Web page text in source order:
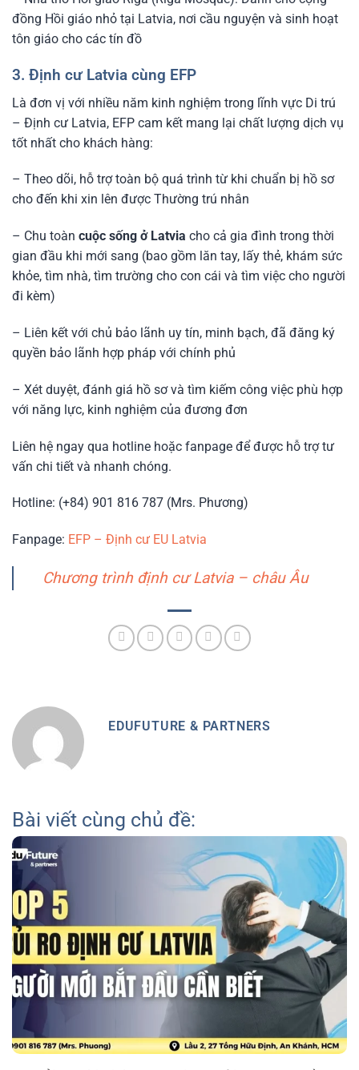
đồng Hồi giáo nhỏ tại Latvia, nơi cầu nguyện và sinh hoạt
tôn giáo cho các tín đồ
3. Định cư Latvia cùng EFP
Là đơn vị với nhiều năm kinh nghiệm trong lĩnh vực Di trú
– Định cư Latvia, EFP cam kết mang lại chất lượng dịch vụ
tốt nhất cho khách hàng:
– Theo dõi, hỗ trợ toàn bộ quá trình từ khi chuẩn bị hồ sơ
cho đến khi xin lên được Thường trú nhân
– Chu toàn cuộc sống ở Latvia cho cả gia đình trong thời
gian đầu khi mới sang (bao gồm lăn tay, lấy thẻ, khám sức
khỏe, tìm nhà, tìm trường cho con cái và tìm việc cho người
đi kèm)
– Liên kết với chủ bảo lãnh uy tín, minh bạch, đã đăng ký
quyền bảo lãnh hợp pháp với chính phủ
– Xét duyệt, đánh giá hồ sơ và tìm kiếm công việc phù hợp
với năng lực, kinh nghiệm của đương đơn
Liên hệ ngay qua hotline hoặc fanpage để được hỗ trợ tư
vấn chi tiết và nhanh chóng.
Hotline: (+84) 901 816 787 (Mrs. Phương)
Fanpage: EFP – Định cư EU Latvia
Chương trình định cư Latvia – châu Âu
EDUFUTURE & PARTNERS
Bài viết cùng chủ đề: